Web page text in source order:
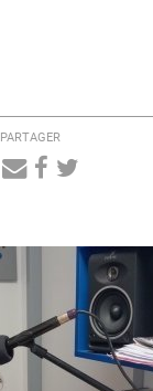
PARTAGER